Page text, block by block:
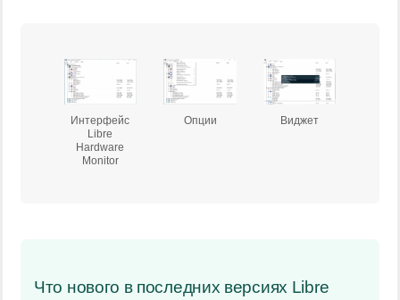
Интерфейс
Libre
Hardware
Monitor
Опции Виджет
Что нового в последних версиях Libre